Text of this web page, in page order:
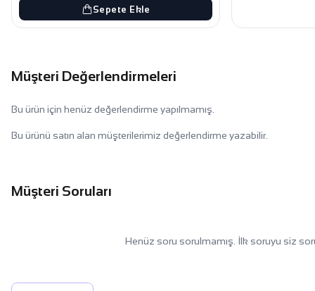
Sepete Ekle
Müşteri Değerlendirmeleri
Bu ürün için henüz değerlendirme yapılmamış.
Bu ürünü satın alan müşterilerimiz değerlendirme yazabilir.
Müşteri Soruları
Henüz soru sorulmamış. İlk soruyu siz